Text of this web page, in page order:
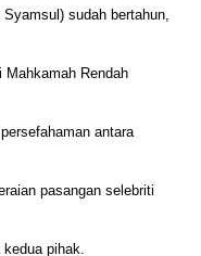
sudah bertahun,
Rendah
antara
pasangan selebriti
pihak.